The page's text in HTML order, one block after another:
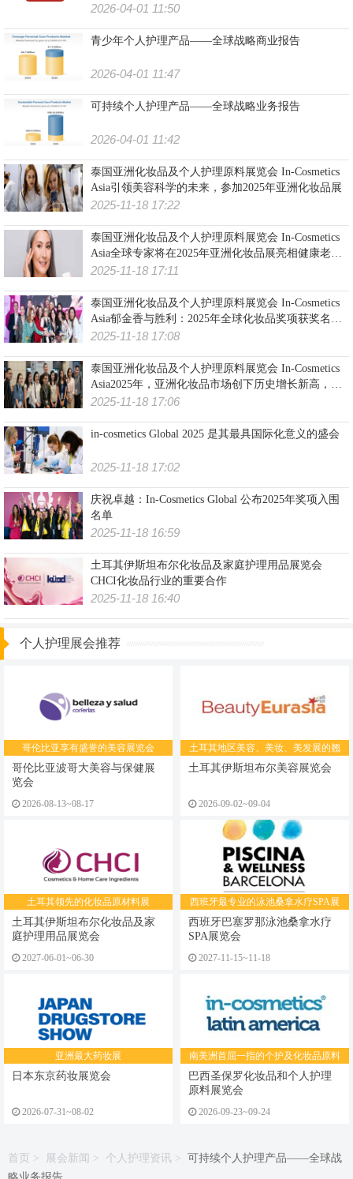
2026-04-01 11:50
青少年个人护理产品——全球战略商业报告
2026-04-01 11:47
可持续个人护理产品——全球战略业务报告
2026-04-01 11:42
泰国亚洲化妆品及个人护理原料展览会 In-Cosmetics
Asia引领美容科学的未来，参加2025年亚洲化妆品展
2025-11-18 17:22
泰国亚洲化妆品及个人护理原料展览会 In-Cosmetics
Asia全球专家将在2025年亚洲化妆品展亮相健康老龄
大会
2025-11-18 17:11
泰国亚洲化妆品及个人护理原料展览会 In-Cosmetics
Asia郁金香与胜利：2025年全球化妆品奖项获奖名单
揭晓
2025-11-18 17:08
泰国亚洲化妆品及个人护理原料展览会 In-Cosmetics
Asia2025年，亚洲化妆品市场创下历史增长新高，利
息增长了273%
2025-11-18 17:06
in-cosmetics Global 2025 是其最具国际化意义的盛会
2025-11-18 17:02
庆祝卓越：In-Cosmetics Global 公布2025年奖项入围
名单
2025-11-18 16:59
土耳其伊斯坦布尔化妆品及家庭护理用品展览会
CHCI化妆品行业的重要合作
2025-11-18 16:40
个人护理展会推荐
哥伦比亚享有盛誉的美容展览会
哥伦比亚波哥大美容与保健展
览会
2026-08-13~08-17
土耳其地区美容、美妆、美发展的翘
楚
土耳其伊斯坦布尔美容展览会
2026-09-02~09-04
土耳其领先的化妆品原材料展
土耳其伊斯坦布尔化妆品及家
庭护理用品展览会
2027-06-01~06-30
西班牙最专业的泳池桑拿水疗SPA展
览会
西班牙巴塞罗那泳池桑拿水疗
SPA展览会
2027-11-15~11-18
亚洲最大药妆展
日本东京药妆展览会
2026-07-31~08-02
南美洲首屈一指的个护及化妆品原料
展览会
巴西圣保罗化妆品和个人护理
原料展览会
2026-09-23~09-24
首页 > 展会新闻 > 个人护理资讯 > 可持续个人护理产品——全球战